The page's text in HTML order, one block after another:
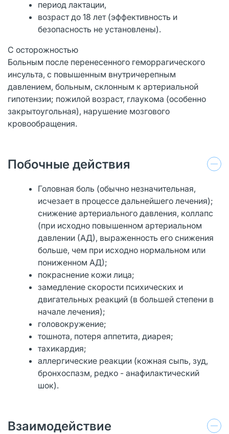
период лактации,
возраст до 18 лет (эффективность и
безопасность не установлены).
С осторожностью
Больным после перенесенного геморрагического
инсульта, с повышенным внутричерепным
давлением, больным, склонным к артериальной
гипотензии; пожилой возраст, глаукома (особенно
закрытоугольная), нарушение мозгового
кровообращения.
Побочные действия
Головная боль (обычно незначительная,
исчезает в процессе дальнейшего лечения);
снижение артериального давления, коллапс
(при исходно повышенном артериальном
давлении (АД), выраженность его снижения
больше, чем при исходно нормальном или
пониженном АД);
покраснение кожи лица;
замедление скорости психических и
двигательных реакций (в большей степени в
начале лечения);
головокружение;
тошнота, потеря аппетита, диарея;
тахикардия;
аллергические реакции (кожная сыпь, зуд,
бронхоспазм, редко - анафилактический
шок).
Взаимодействие